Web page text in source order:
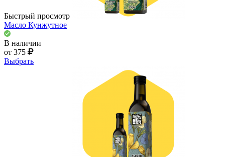
Быстрый просмотр
Масло Кунжутное
В наличии
от 375
Выбрать